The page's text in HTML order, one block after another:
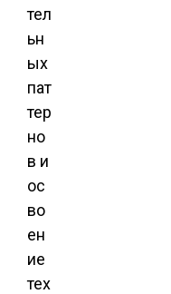
тел
ьн
ых
пат
тер
но
в и
ос
во
ен
ие
тех